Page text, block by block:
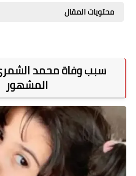
سيارات
علوم
تعليم
وظائف
عروض
محتويات المقال
سبب وفاة محمد
المشهور